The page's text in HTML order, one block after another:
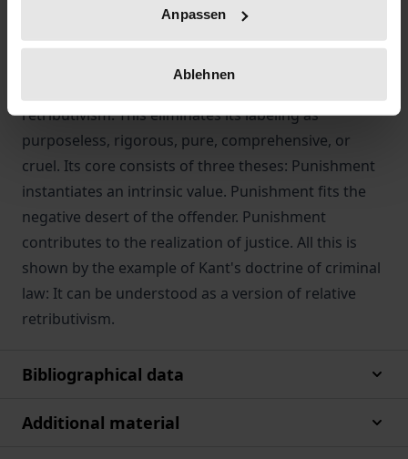
Anpassen
Ablehnen
The concept of “Vergeltungstheorie” is defined by
questioning its absoluteness as its essential quality
retributivism. This eliminates its labeling as
purposeless, rigorous, pure, comprehensive, or
cruel. Its core consists of three theses: Punishment
instantiates an intrinsic value. Punishment fits the
negative desert of the offender. Punishment
contributes to the realization of justice. All this is
shown by the example of Kant's doctrine of criminal
law: It can be understood as a version of relative
retributivism.
Bibliographical data
Additional material